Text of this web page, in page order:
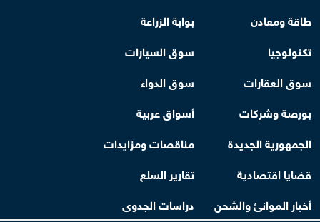
طاقة ومعادن
بوابة الزراعة
تكنولوجيا
سوق السيارات
سوق العقارات
سوق الدواء
بورصة وشركات
أسواق عربية
الجمهورية الجديدة
مناقصات ومزايدات
قضايا اقتصادية
تقارير السلع
أخبار الموانئ والشحن
دراسات الجدوى